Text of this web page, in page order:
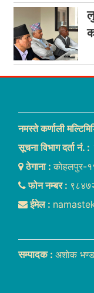
नमस्ते कर्णाली
सूचना विभाग दर्ता नं. :
ठेगाना :काेहलपुर-
फोन नम्बर :
ईमेल :
सम्पादक : अशाेक